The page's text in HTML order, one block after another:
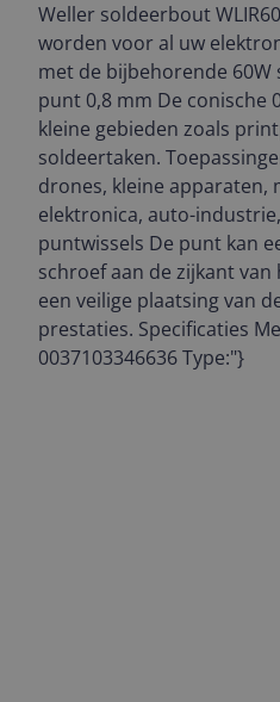
Weller soldeerbout
worden voor al uw
met de bijbehorende 60W
punt 0,8 mm De
kleine gebieden zoals
soldeertaken.
drones, kleine
elektronica, auto-
puntwissels De punt kan
schroef aan de zijkant
een veilige plaatsing van
prestaties. Specificaties
0037103346636 Type:"}